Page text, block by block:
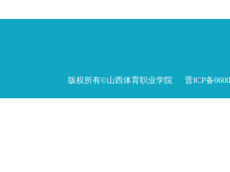
版权所有©山西体育职业学院 晋ICP备